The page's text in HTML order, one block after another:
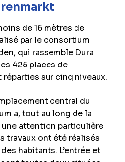
de 16 mètres de
par le consortium
qui rassemble Dura
425 places de
sur cinq niveaux.
central du
a, tout au long de la
attention particulière
travaux ont été réalisés
habitants. L’entrée et